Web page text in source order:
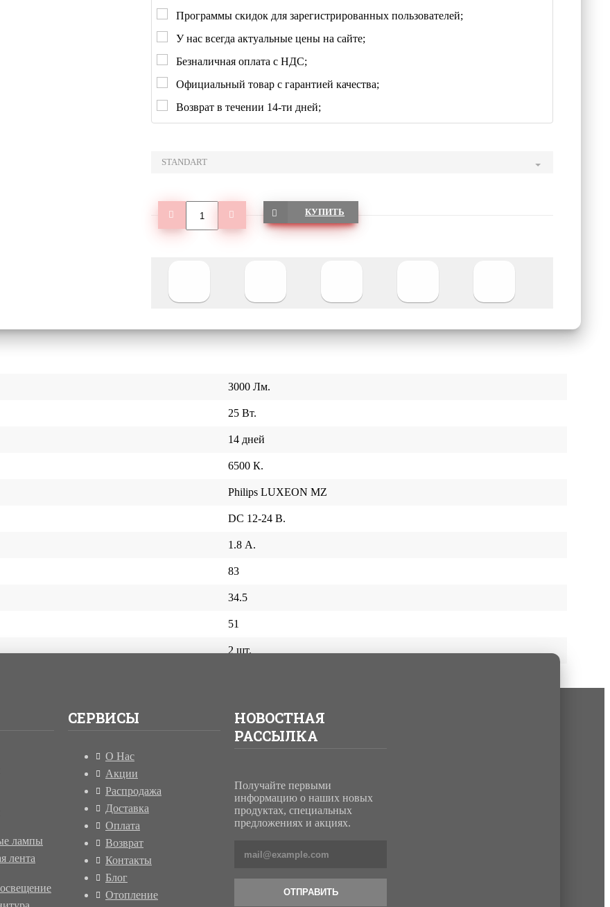
Программы скидок для зарегистрированных пользователей;
У нас всегда актуальные цены на сайте;
Безналичная оплата с НДС;
Официальный товар с гарантией качества;
Возврат в течении 14-ти дней;
STANDART
КУПИТЬ
3000 Лм.
25 Вт.
14 дней
6500 К.
Philips LUXEON MZ
DC 12-24 В.
1.8 А.
83
34.5
51
2 шт.
лампы
лента
СЕРВИСЫ
О Нас
Акции
Распродажа
Доставка
Оплата
Возврат
Контакты
Блог
Отопление
НОВОСТНАЯ
РАССЫЛКА
Получайте первыми
информацию о наших новых
продуктах, специальных
предложениях и акциях.
ОТПРАВИТЬ